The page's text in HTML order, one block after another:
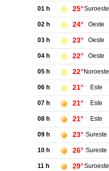
01 h 25°Suroeste
02 h 24° Oeste
03 h 23° Oeste
04 h 22° Oeste
05 h 22° Noroeste
06 h 21° Este
07 h 21° Este
08 h 21° Este
09 h 23° Sureste
10 h 26° Sureste
11 h 29°Suroeste